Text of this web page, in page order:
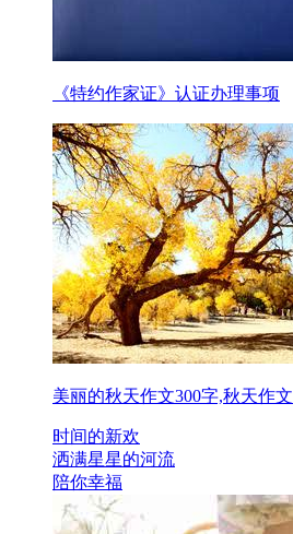
《特约作家证》认证办理事项
美丽的秋天作文300字,秋天作文
时间的新欢
洒满星星的河流
陪你幸福